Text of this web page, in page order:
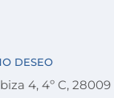
DESEO
4, 4º C,